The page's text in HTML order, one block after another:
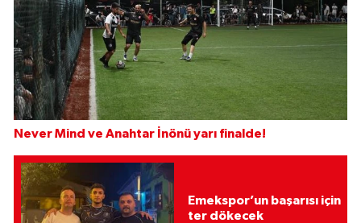
Never Mind ve Anahtar İnönü yarı finalde!
Emekspor’un başarısı için
ter dökecek